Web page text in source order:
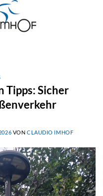
Tipps: Sicher
VON CLAUDIO IMHOF